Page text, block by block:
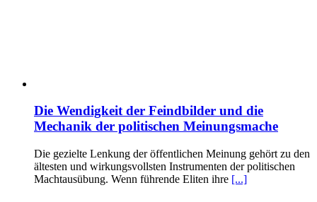
Die Wendigkeit der Feindbilder und die
Mechanik der politischen Meinungsmache
Die gezielte Lenkung der öffentlichen Meinung gehört zu den
ältesten und wirkungsvollsten Instrumenten der politischen
Machtausübung. Wenn führende Eliten ihre [...]